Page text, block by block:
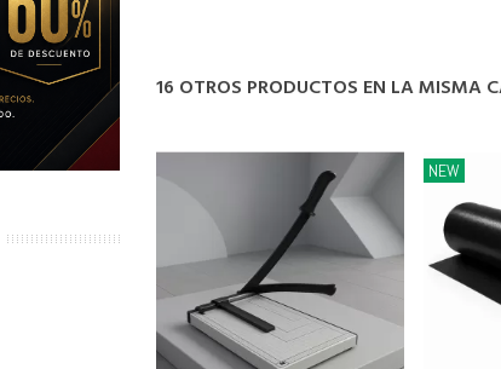
16 OTROS PRODUCTOS EN LA MISMA
NEW